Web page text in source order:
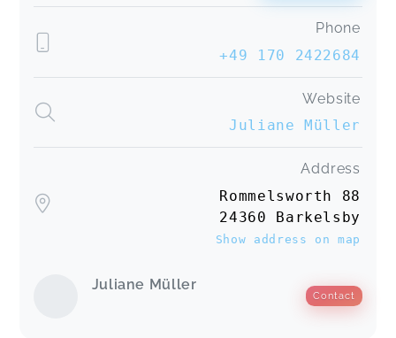
Phone
+49 170 2422684
Website
Juliane Müller
Address
Rommelsworth 88
24360 Barkelsby
Show address on map
Juliane Müller
Contact